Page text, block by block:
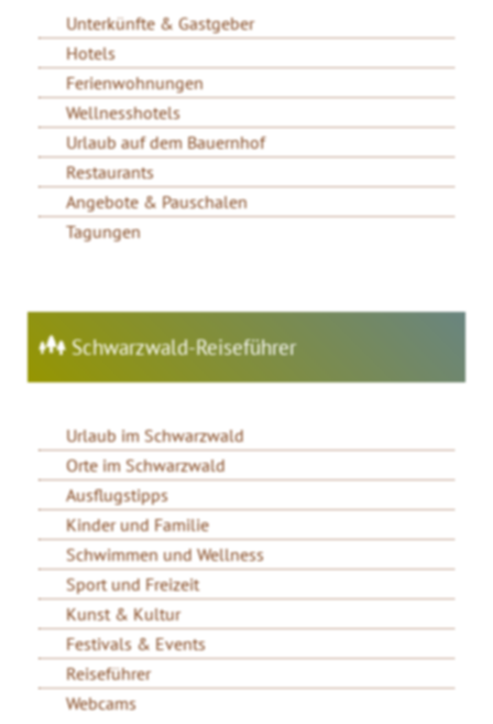
Unterkünfte & Gastgeber
Hotels
Ferienwohnungen
Wellnesshotels
Urlaub auf dem Bauernhof
Restaurants
Angebote & Pauschalen
Tagungen
Schwarzwald-Reiseführer
Urlaub im Schwarzwald
Orte im Schwarzwald
Ausflugstipps
Kinder und Familie
Schwimmen und Wellness
Sport und Freizeit
Kunst & Kultur
Festivals & Events
Reiseführer
Webcams